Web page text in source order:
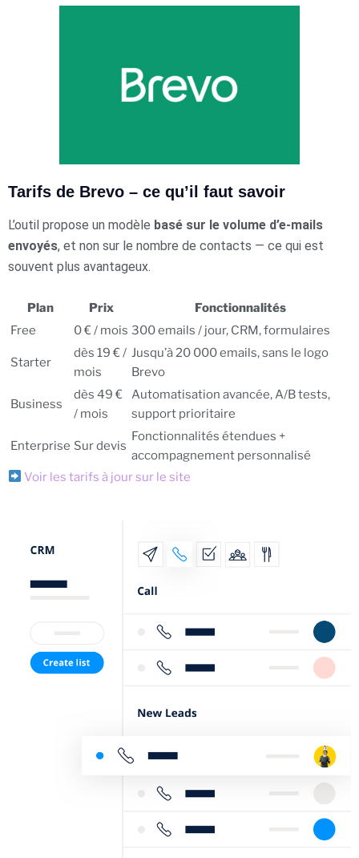
Tarifs de Brevo – ce qu’il faut savoir
L’outil propose un modèle basé sur le volume d’e-mails
envoyés, et non sur le nombre de contacts — ce qui est
souvent plus avantageux.
Plan Prix
Fonctionnalités
Free
0 € / mois 300 emails / jour, CRM, formulaires
Starter
dès 19 € /
mois
Jusqu’à 20 000 emails, sans le logo
Brevo
Business
dès 49 €
/ mois
Automatisation avancée, A/B tests,
support prioritaire
Enterprise Sur devis
Fonctionnalités étendues +
accompagnement personnalisé
Voir les tarifs à jour sur le site